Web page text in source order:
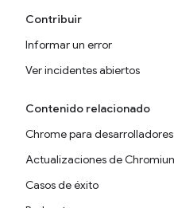
Contribuir
Informar un error
Ver incidentes abiertos
Contenido relacionado
Chrome para desarrolladores
Actualizaciones de
Casos de éxito